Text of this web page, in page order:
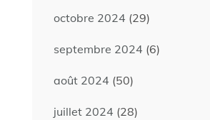
octobre 2024 (29)
septembre 2024 (6)
août 2024 (50)
juillet 2024 (28)